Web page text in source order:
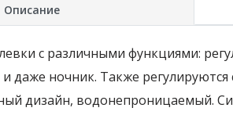
Описание
с различными функциями:
и даже ночник. Также
дизайн, водонепроницаемый.